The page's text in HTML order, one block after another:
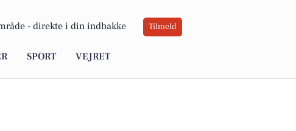
- direkte i din indbakke Tilmeld
SPORT VEJRET